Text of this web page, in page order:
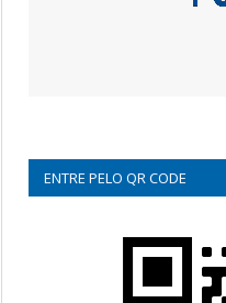
ENTRE PELO QR CODE